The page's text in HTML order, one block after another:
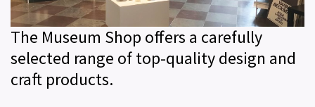
The Museum Shop offers a carefully
selected range of top-quality design and
craft products.